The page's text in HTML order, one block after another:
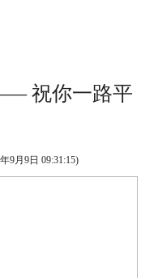
祝你一路平
9月9日 09:31:15)